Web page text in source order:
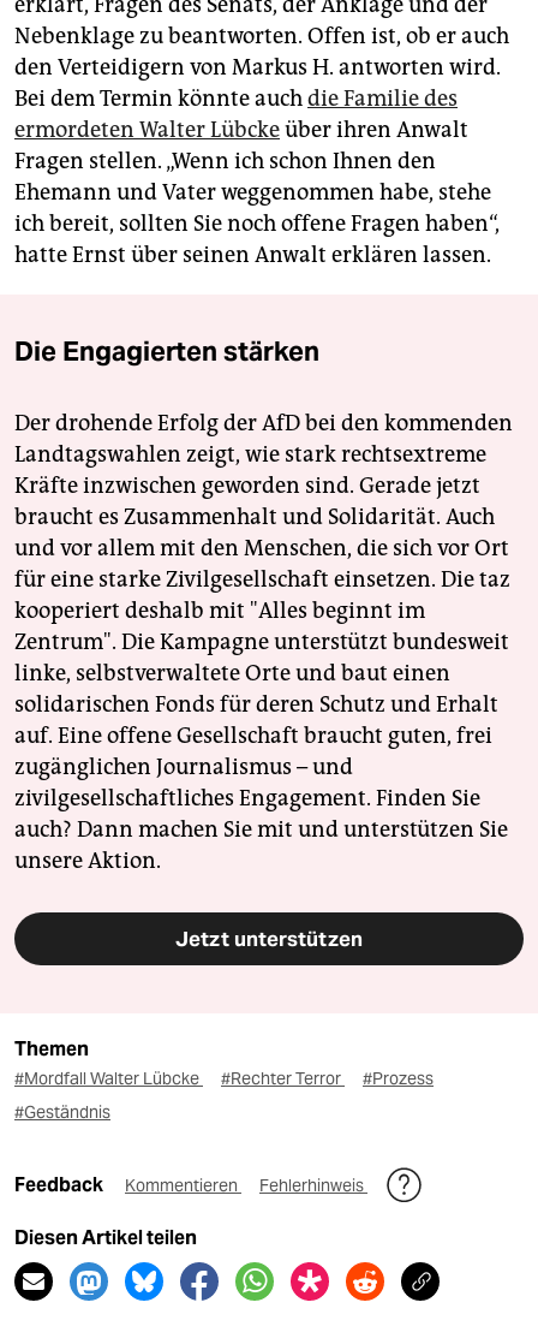
Nebenklage zu beantworten. Offen ist, ob er auch
den Verteidigern von Markus H. antworten wird.
Bei dem Termin könnte auchdie Familie des
ermordeten Walter Lübckeüber ihren Anwalt
Fragen stellen. „Wenn ich schon Ihnen den
Ehemann und Vater weggenommen habe, stehe
ich bereit, sollten Sie noch offene Fragen haben“,
hatte Ernst über seinen Anwalt erklären lassen.
Die Engagierten stärken
Der drohende Erfolg der AfD bei den kommenden
Landtagswahlen zeigt, wie stark rechtsextreme
Kräfte inzwischen geworden sind. Gerade jetzt
braucht es Zusammenhalt und Solidarität. Auch
und vor allem mit den Menschen, die sich vor Ort
für eine starke Zivilgesellschaft einsetzen. Die taz
kooperiert deshalb mit "Alles beginnt im
Zentrum". Die Kampagne unterstützt bundesweit
linke, selbstverwaltete Orte und baut einen
solidarischen Fonds für deren Schutz und Erhalt
auf. Eine offene Gesellschaft braucht guten, frei
zugänglichen Journalismus – und
zivilgesellschaftliches Engagement. Finden Sie
auch? Dann machen Sie mit und unterstützen Sie
unsere Aktion.
Jetzt unterstützen
Themen
#Mordfall Walter Lübcke #Rechter Terror
#Prozess
#Geständnis
Feedback Kommentieren Fehlerhinweis
Diesen Artikel teilen